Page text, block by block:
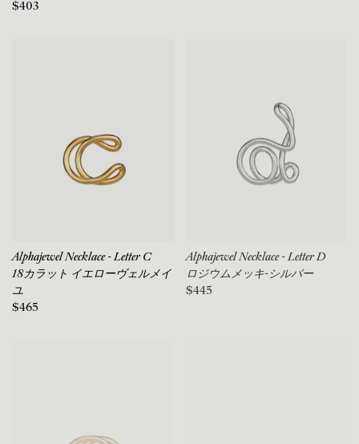
$403
Alphajewel Necklace - Letter C
18カラット イエローヴェルメイ
ユ
$465
Alphajewel Necklace - Letter D
ロジウムメッキ-シルバー
$445